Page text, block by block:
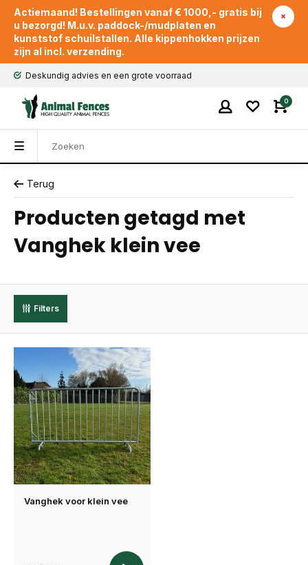
Actiemaand! Bestellingen vanaf € 1000,- gratis bij
u bezorgd! M.u.v. paddock-/mudplaten en
kunststof schuilstallen. Alle kippenhokken prijzen
zijn al incl. verzending.
Deskundig advies en een grote voorraad
0
Terug
Producten getagd met
Vanghek klein vee
Filters
Vanghek voor klein vee